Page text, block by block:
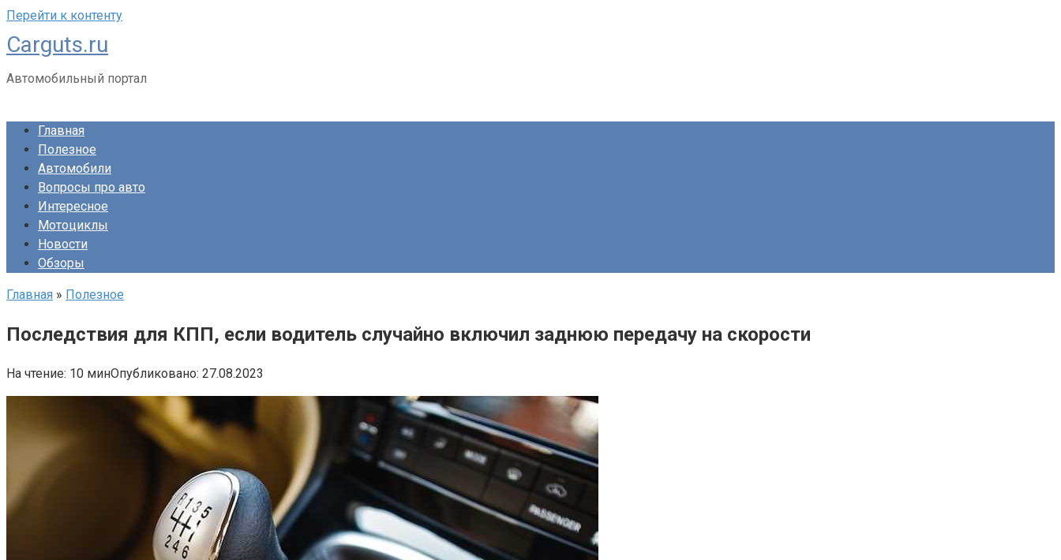
Перейти к контенту
Carguts.ru
Автомобильный портал
Главная
Полезное
Автомобили
Вопросы про авто
Интересное
Мотоциклы
Новости
Обзоры
Главная » Полезное
Последствия для КПП, если водитель случайно включил заднюю передачу на скорости
На чтение: 10 минОпубликовано: 27.08.2023